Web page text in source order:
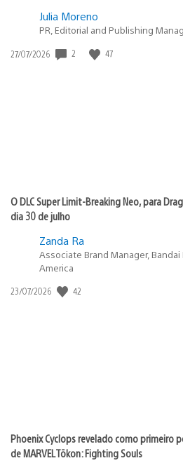
Julia Moreno
PR, Editorial and Publishing
Data
27/07/2026 2 47
O DLC Super Limit-Breaking Neo, para
dia 30 de julho
Zanda Ra
Associate Brand Manager,
America
Data
23/07/2026 42
Phoenix Cyclops revelado como primeiro
de MARVEL Tōkon: Fighting Souls